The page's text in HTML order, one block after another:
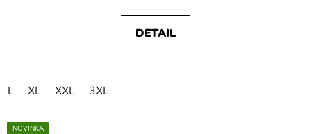
DETAIL
L XL XXL 3XL
NOVINKA